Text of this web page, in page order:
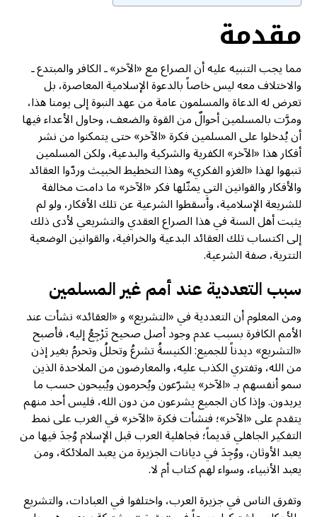
مقدمة
مما يجب التنبيه عليه أن الصراع مع «الآخر» ـ الكافر والمبتدع ـ
والاختلاف معه ليس خاصاً بالدعوة الإسلامية المعاصرة، بل
تعرض له الدعاة والمسلمون عامة من عهد النبوة إلى يومنا هذا،
ومرَّت بالمسلمين أحوالٌ من القوة والضعف، وحاول الأعداء فيها
أن يُدخلوا على المسلمين فكرة «الآخر» حتى يتمكنوا من نشر
أفكار هذا «الآخر» الكفرية والشركية والبدعية، ولكن المسلمين
تنبهوا لهذا «الغزو الفكري» وهذا التخطيط الخبيث وردّوا العقائد
والأفكار والقوانين التي يمثّلها فكر «الآخر» ما دامت مخالفة
للشريعة الإسلامية، وأسقطوا الشرعية عن تلك الأفكار، ولو لم
يثبت أهل السنة في هذا الصراع العقدي والتشريعي لأدى ذلك
إلى اكتساب تلك العقائد البدعية والخرافية، والقوانين الوضعية
التترية، صفة الشرعية.
سبب التعددية عند أمم غير المسلمين
ومن المعلوم أن التعددية في «التشريع» و «العقائد» نشأت عند
الأمم الكافرة بسبب عدم وجود أصل صحيح تَرْجِعُ إليه، فأصبح
«التشريع» ديدناً للجميع: الكنيسةُ تشرعُ وتحللُ وتحرمُ بغير إذن
من الله، وتفتري الكذب عليه، والمعارضون من الملاحدة الذين
سمو أنفسهم بـ «الآخر» يشرّعون ويُحرمون ويُبيحون حسب ما
يريدون. وإذا كان الجميع يشرعون من دون الله، فليس أحد منهم
يتقدم على «الآخر»؛ فنشأت فكرة «الآخر» في الغرب على نمط
التفكير الجاهلي قديماً؛ فجاهلية العرب قبل الإسلام وُجدَ فيها من
يعبد الأوثان، ووُجِدَ في ديانات الجزيرة من يعبد الملائكة، ومن
يعبد الأنبياء، وسواء لهم كتاب أم لا.
وتفرق الناس في جزيرة العرب، واختلفوا في العبادات، والتشريع